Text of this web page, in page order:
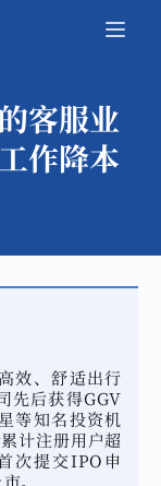
客服业
作降本
效、舒适出行
先后获得GGV
等知名投资机
计注册用户超
次提交IPO申
。